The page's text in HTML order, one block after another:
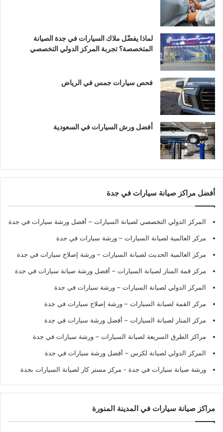
لماذا يفضّل ملاك السيارات في جدة الصيانة
المتخصصة؟ تجربة المركز الدولي التخصصي
فحص سيارات جمس في الرياض
أفضل ورش السيارات في السعودية
أفضل مراكز صيانة سيارات في جدة
المركز الدولي التخصصي لصيانة السيارات – أفضل ورشة سيارات في جدة
مركز العالمية لصيانة السيارات – ورشة سيارات في جدة
مركز العالمية الحديث لصيانة السيارات – ورشة إصلاح سيارات في جدة
مركز قمة المنار لصيانة السيارات – أفضل ورشة صيانة سيارات في جدة
المركز الدولي لصيانة السيارات – ورشة سيارات في جدة
مركز القمة لصيانة السيارات – ورشة إصلاح سيارات في جدة
مركز المنار لصيانة السيارات – أفضل ورشة سيارات في جدة
مراكز الطرق السريعة لصيانة السيارات – ورشة سيارات في جدة
المركز الدولي لصيانة لكزس – أفضل ورشة سيارات في جدة
ورشة صيانة سيارات في جدة - مركز مستر كار لصيانة السيارات بجدة
مراكز صيانة سيارات في المدينة المنورة